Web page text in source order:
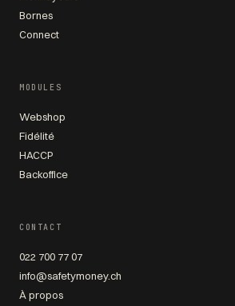
Bornes
Connect
MODULES
Webshop
Fidélité
HACCP
Backoffice
CONTACT
022 700 77 07
info@safetymoney.ch
À propos